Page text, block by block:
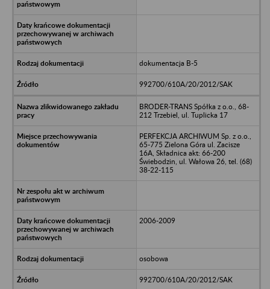
dokumentacja B-5
992700/610A/20/2012/SAK
BRODER-TRANS Spółka z o.o., 68-
212 Trzebiel, ul. Tuplicka 17
PERFEKCJA ARCHIWUM Sp. z o.o.,
65-775 Zielona Góra ul. Zacisze
16A, Składnica akt: 66-200
Świebodzin, ul. Wałowa 26, tel. (68)
38-22-115
2006-2009
osobowa
992700/610A/20/2012/SAK